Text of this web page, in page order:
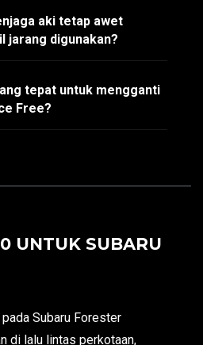
aki tetap awet
jarang digunakan?
tepat untuk mengganti
Free?
UNTUK SUBARU
Subaru Forester
di lalu lintas perkotaan,